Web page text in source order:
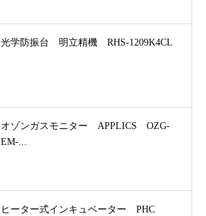
光学防振台 明立精機 RHS-1209K4CL
オゾンガスモニター APPLICS OZG-
EM-...
ヒーター式インキュベーター PHC